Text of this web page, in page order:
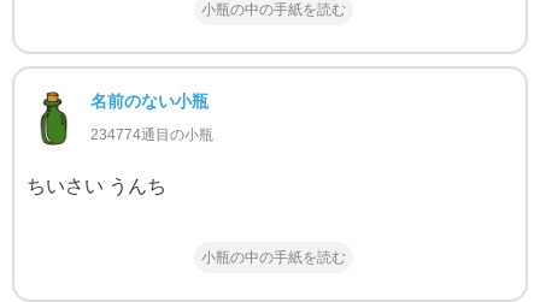
小瓶の中の手紙を読む
名前のない小瓶
234774通目の小瓶
ちいさい うんち
小瓶の中の手紙を読む